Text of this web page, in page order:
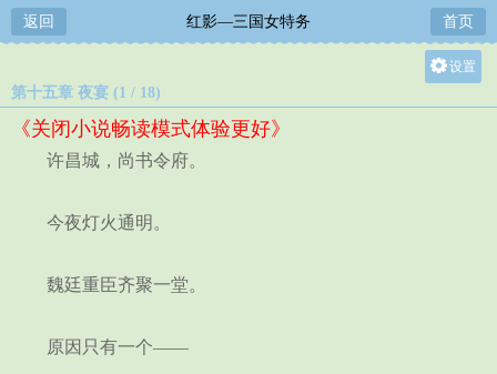
返回 红影—三国女特务 首页
设置
第十五章 夜宴 (1 / 18)
《关闭小说畅读模式体验更好》
许昌城，尚书令府。
今夜灯火通明。
魏廷重臣齐聚一堂。
原因只有一个——